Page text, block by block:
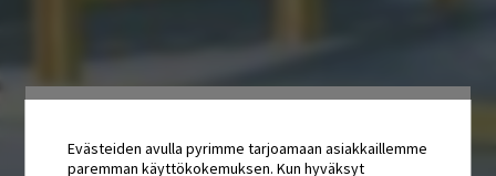
Evästeiden avulla pyrimme tarjoamaan asiakkaillemme
paremman käyttökokemuksen. Kun hyväksyt